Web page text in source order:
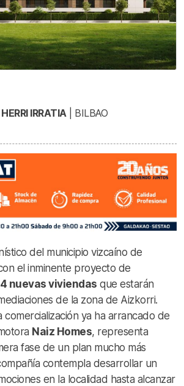
IRRATIA| BILBAO
del municipio vizcaíno de
el inminente proyecto de
nuevas viviendas que estarán
de la zona de Aizkorri.
comercialización ya ha arrancado de
Naiz Homes, representa
fase de un plan mucho más
contempla desarrollar un
en la localidad hasta alcanzar